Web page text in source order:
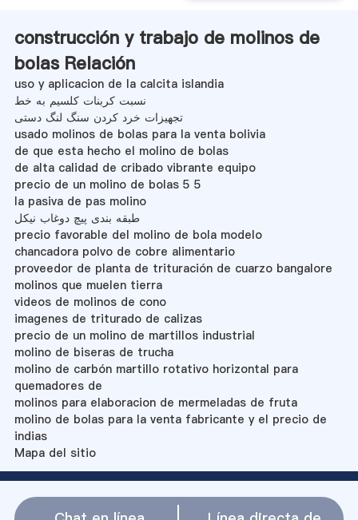
construcción y trabajo de molinos de
bolas Relación
uso y aplicacion de la calcita islandia
نسبت کربنات کلسیم به خط
تجهیزات خرد کردن سنگ لنگ دستی
usado molinos de bolas para la venta bolivia
de que esta hecho el molino de bolas
de alta calidad de cribado vibrante equipo
precio de un molino de bolas 5 5
la pasiva de pas molino
طبقه بندی پیچ دوغاب نیکل
precio favorable del molino de bola modelo
chancadora polvo de cobre alimentario
proveedor de planta de trituración de cuarzo bangalore
molinos que muelen tierra
videos de molinos de cono
imagenes de triturado de calizas
precio de un molino de martillos industrial
molino de biseras de trucha
molino de carbón martillo rotativo horizontal para
quemadores de
molinos para elaboracion de mermeladas de fruta
molino de bolas para la venta fabricante y el precio de
indias
Mapa del sitio